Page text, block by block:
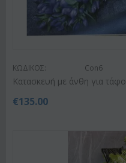
ΚΩΔΙΚΟΣ: Con6
Κατασκευή με άνθη για τάφο
€135.00